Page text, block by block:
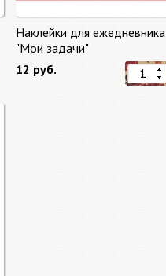
Наклейки для ежедневника
"Мои задачи"
12 руб.